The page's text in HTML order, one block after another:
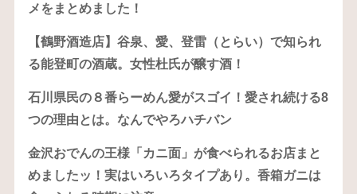
メをまとめました！
【鶴野酒造店】谷泉、愛、登雷（とらい）で知られ
る能登町の酒蔵。女性杜氏が醸す酒！
石川県民の８番らーめん愛がスゴイ！愛され続ける8
つの理由とは。なんでやろハチバン
金沢おでんの王様「カニ面」が食べられるお店まと
めましたッ！実はいろいろタイプあり。香箱ガニは